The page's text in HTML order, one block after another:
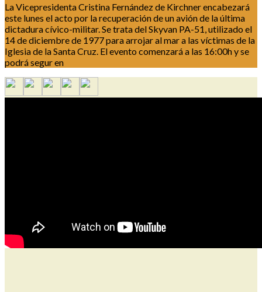
La Vicepresidenta Cristina Fernández de Kirchner encabezará
este lunes el acto por la recuperación de un avión de la última
dictadura cívico-militar. Se trata del Skyvan PA-51, utilizado el
14 de diciembre de 1977 para arrojar al mar a las víctimas de la
Iglesia de la Santa Cruz. El evento comenzará a las 16:00h y se
podrá segur en